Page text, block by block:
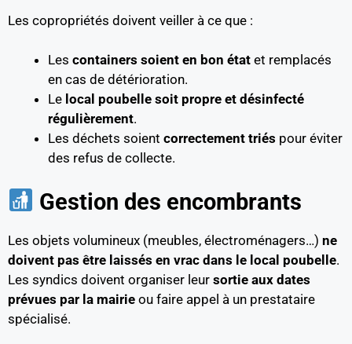
Les copropriétés doivent veiller à ce que :
Les containers soient en bon état et remplacés
en cas de détérioration.
Le local poubelle soit propre et désinfecté
régulièrement.
Les déchets soient correctement triés pour éviter
des refus de collecte.
Gestion des encombrants
Les objets volumineux (meubles, électroménagers…) ne
doivent pas être laissés en vrac dans le local poubelle.
Les syndics doivent organiser leur sortie aux dates
prévues par la mairie ou faire appel à un prestataire
spécialisé.